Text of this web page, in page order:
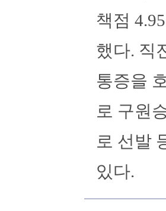
책점
했다. 직
통증을
로 구원
로 선발
있다.